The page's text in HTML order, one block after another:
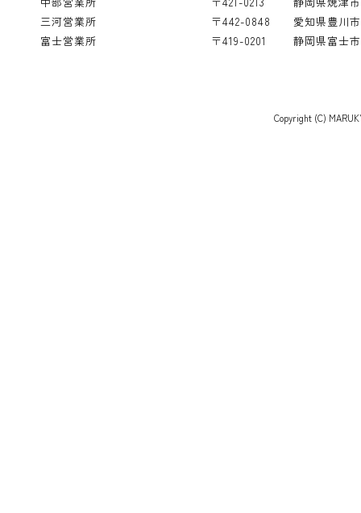
三河営業所
〒442-0848
愛知県豊川
富士営業所
〒419-0201 静岡県富士
Copyright (C)